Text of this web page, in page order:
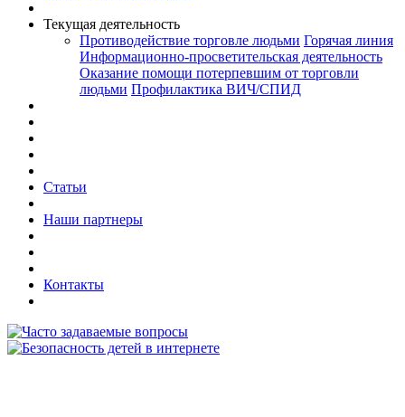
Текущая деятельность
Противодействие торговле людьми Горячая линия
Информационно-просветительская деятельность
Оказание помощи потерпевшим от торговли
людьми Профилактика ВИЧ/СПИД
Статьи
Наши партнеры
Контакты